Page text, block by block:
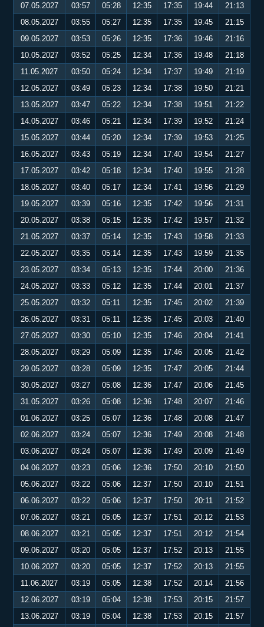
07.05.2027
03:57 05:28 12:35 17:35 19:44
21:13
08.05.2027
03:55 05:27 12:35 17:35 19:45
21:15
09.05.2027
03:53 05:26 12:35 17:36 19:46
21:16
10.05.2027
03:52 05:25 12:34 17:36 19:48
21:18
11.05.2027
03:50 05:24 12:34 17:37 19:49
21:19
12.05.2027
03:49 05:23 12:34 17:38 19:50
21:21
13.05.2027
03:47 05:22 12:34 17:38 19:51
21:22
14.05.2027
03:46 05:21 12:34 17:39 19:52
21:24
15.05.2027
03:44 05:20 12:34 17:39 19:53
21:25
16.05.2027
03:43 05:19 12:34 17:40 19:54
21:27
17.05.2027
03:42 05:18 12:34 17:40 19:55
21:28
18.05.2027
03:40 05:17 12:34 17:41 19:56
21:29
19.05.2027
03:39 05:16 12:35 17:42 19:56
21:31
20.05.2027
03:38 05:15 12:35 17:42 19:57
21:32
21.05.2027
03:37 05:14 12:35 17:43 19:58
21:33
22.05.2027
03:35 05:14 12:35 17:43 19:59
21:35
23.05.2027
03:34 05:13 12:35 17:44 20:00
21:36
24.05.2027
03:33 05:12 12:35 17:44 20:01
21:37
25.05.2027
03:32 05:11 12:35 17:45 20:02
21:39
26.05.2027
03:31 05:11 12:35 17:45 20:03
21:40
27.05.2027
03:30 05:10 12:35 17:46 20:04
21:41
28.05.2027
03:29 05:09 12:35 17:46 20:05
21:42
29.05.2027
03:28 05:09 12:35 17:47 20:05
21:44
30.05.2027
03:27 05:08 12:36 17:47 20:06
21:45
31.05.2027
03:26 05:08 12:36 17:48 20:07
21:46
01.06.2027
03:25 05:07 12:36 17:48 20:08
21:47
02.06.2027
03:24 05:07 12:36 17:49 20:08
21:48
03.06.2027
03:24 05:07 12:36 17:49 20:09
21:49
04.06.2027
03:23 05:06 12:36 17:50 20:10
21:50
05.06.2027
03:22 05:06 12:37 17:50 20:10
21:51
06.06.2027
03:22 05:06 12:37 17:50 20:11
21:52
07.06.2027
03:21 05:05 12:37 17:51 20:12
21:53
08.06.2027
03:21 05:05 12:37 17:51 20:12
21:54
09.06.2027
03:20 05:05 12:37 17:52 20:13
21:55
10.06.2027
03:20 05:05 12:37 17:52 20:13
21:55
11.06.2027
03:19 05:05 12:38 17:52 20:14
21:56
12.06.2027
03:19 05:04 12:38 17:53 20:15
21:57
13.06.2027
03:19 05:04 12:38 17:53 20:15
21:57